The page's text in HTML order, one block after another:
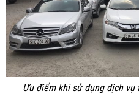
Ưu điểm khi sử dụng dịch vụ